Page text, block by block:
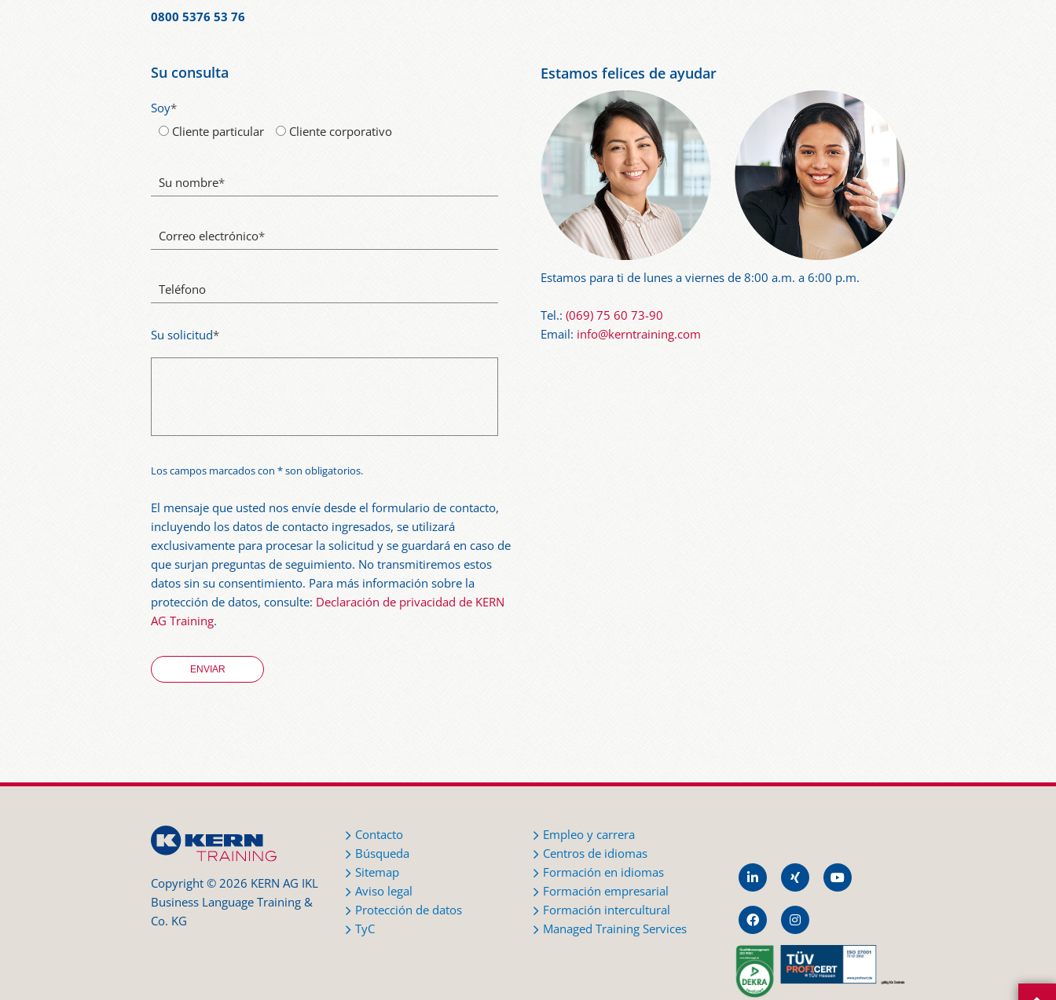
0800 5376 53 76
Su consulta
Soy*
Cliente particular
Cliente corporativo
Su nombre*
Correo electrónico*
Teléfono
Su solicitud*
Los campos marcados con * son obligatorios.
El mensaje que usted nos envíe desde el formulario de contacto,
incluyendo los datos de contacto ingresados, se utilizará
exclusivamente para procesar la solicitud y se guardará en caso de
que surjan preguntas de seguimiento. No transmitiremos estos
datos sin su consentimiento. Para más información sobre la
protección de datos, consulte: Declaración de privacidad de KERN
AG Training.
Estamos felices de ayudar
Estamos para ti de lunes a viernes de 8:00 a.m. a 6:00 p.m.
Tel.: (069) 75 60 73-90
Email: info@kerntraining.com
Copyright © 2026 KERN AG IKL
Business Language Training &
Co. KG
Contacto
Búsqueda
Sitemap
Aviso legal
Protección de datos
TyC
Empleo y carrera
Centros de idiomas
Formación en idiomas
Formación empresarial
Formación intercultural
Managed Training Services